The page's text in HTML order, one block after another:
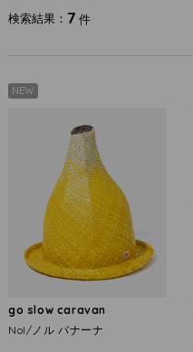
検索結果 7 件
NEW
go slow caravan
Nol/ノル バナーナ